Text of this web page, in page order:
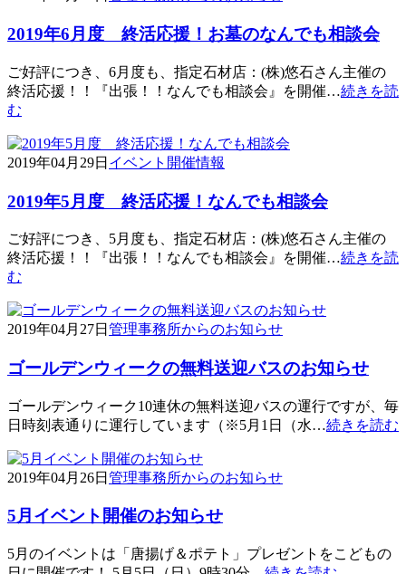
2019年6月度 終活応援！お墓のなんでも相談会
ご好評につき、6月度も、指定石材店：(株)悠石さん主催の
終活応援！！『出張！！なんでも相談会』を開催…続きを読
む
2019年04月29日 イベント開催情報
2019年5月度 終活応援！なんでも相談会
ご好評につき、5月度も、指定石材店：(株)悠石さん主催の
終活応援！！『出張！！なんでも相談会』を開催…続きを読
む
2019年04月27日 管理事務所からのお知らせ
ゴールデンウィークの無料送迎バスのお知らせ
ゴールデンウィーク10連休の無料送迎バスの運行ですが、毎
日時刻表通りに運行しています（※5月1日（水…続きを読む
2019年04月26日 管理事務所からのお知らせ
5月イベント開催のお知らせ
5月のイベントは「唐揚げ＆ポテト」プレゼントをこどもの